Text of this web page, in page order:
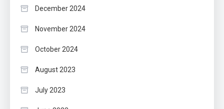
December 2024
November 2024
October 2024
August 2023
July 2023